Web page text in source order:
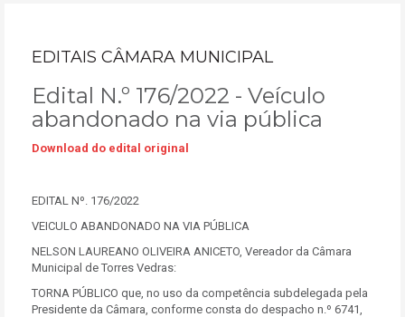
EDITAIS CÂMARA MUNICIPAL
Edital N.º 176/2022 - Veículo
abandonado na via pública
Download do edital original
EDITAL Nº. 176/2022
VEICULO ABANDONADO NA VIA PÚBLICA
NELSON LAUREANO OLIVEIRA ANICETO, Vereador da Câmara
Municipal de Torres Vedras:
TORNA PÚBLICO que, no uso da competência subdelegada pela
Presidente da Câmara, conforme consta do despacho n.º 6741,